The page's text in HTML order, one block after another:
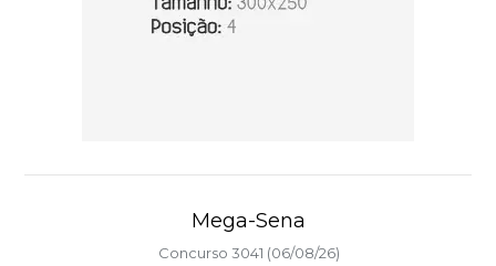
Mega-Sena
Concurso 3041 (06/08/26)